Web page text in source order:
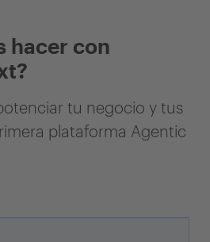
hacer con
tu negocio y tus
plataforma Agentic